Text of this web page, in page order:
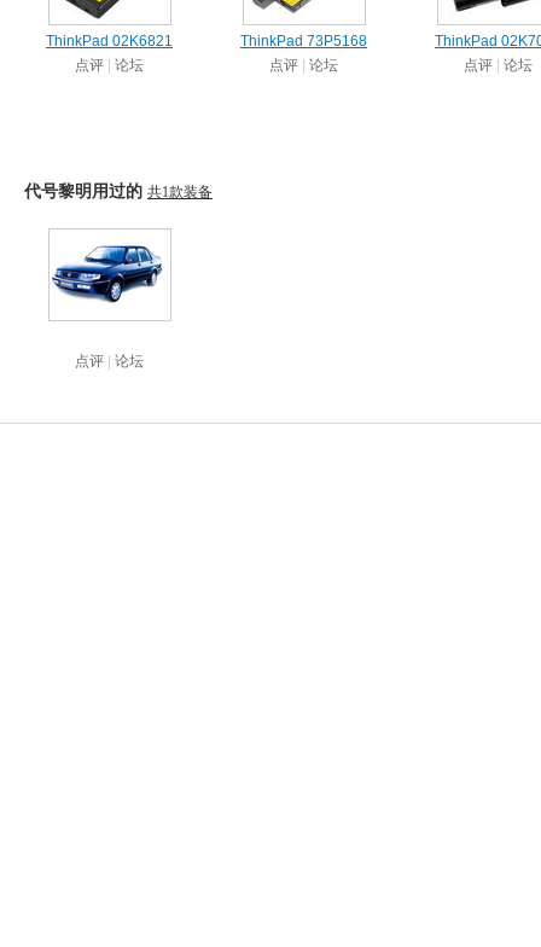
ThinkPad 02K6821
点评
论坛
ThinkPad 73P5168
点评
论坛
ThinkPad
点评
论坛
代号黎明用过的 共1款装备
点评 论坛